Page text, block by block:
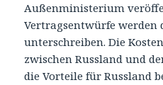
Außenministerium
Vertragsentwürfe werden
unterschreiben. Die
zwischen Russland und
die Vorteile für Russland